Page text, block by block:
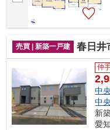
売買 | 新築一戸建 春日井市熊
仲
中
中
新
愛